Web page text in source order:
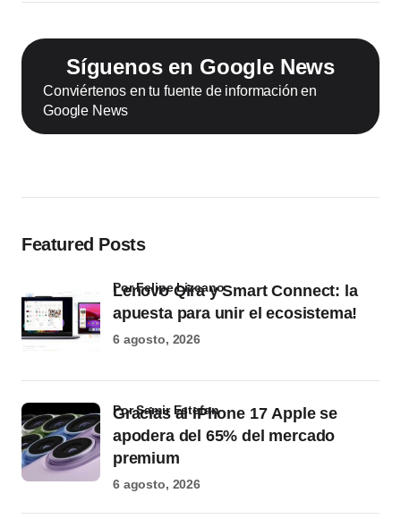
Síguenos en Google News
Conviértenos en tu fuente de información en
Google News
Featured Posts
Lenovo Qira y Smart Connect: la
apuesta para unir el ecosistema!
por Felipe Lizcano
6 agosto, 2026
Gracias al iPhone 17 Apple se
apodera del 65% del mercado
premium
por Samir Estefan
6 agosto, 2026